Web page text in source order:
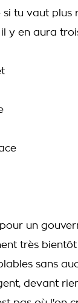
tu vaut plus
y en aura
un
très
sans
devant